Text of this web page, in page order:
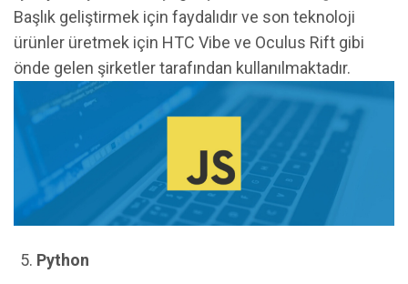
Başlık geliştirmek için faydalıdır ve son teknoloji
ürünler üretmek için HTC Vibe ve Oculus Rift gibi
önde gelen şirketler tarafından kullanılmaktadır.
Python